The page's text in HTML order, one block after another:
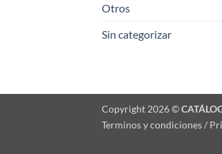
Otros
Sin categorizar
Copyright 2026 ©
Terminos y condiciones /